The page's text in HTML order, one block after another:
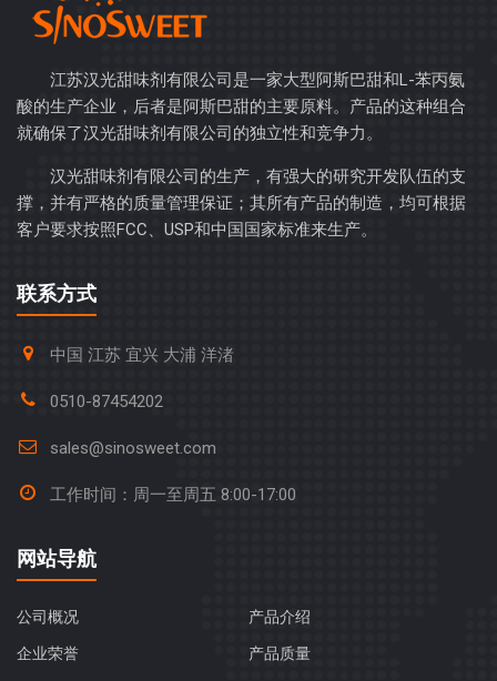
江苏汉光甜味剂有限公司是一家大型阿斯巴甜和L-苯丙氨
酸的生产企业，后者是阿斯巴甜的主要原料。产品的这种组合
就确保了汉光甜味剂有限公司的独立性和竞争力。
汉光甜味剂有限公司的生产，有强大的研究开发队伍的支
撑，并有严格的质量管理保证；其所有产品的制造，均可根据
客户要求按照FCC、USP和中国国家标准来生产。
联系方式
中国 江苏 宜兴 大浦 洋渚
0510-87454202
sales@sinosweet.com
工作时间：周一至周五 8:00-17:00
网站导航
公司概况
企业荣誉
产品介绍
产品质量